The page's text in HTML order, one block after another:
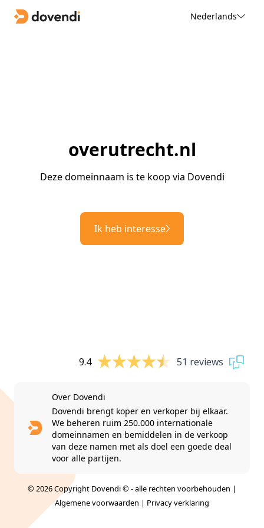
Nederlands
overutrecht.nl
Deze domeinnaam is te koop via Dovendi
Ik heb interesse
9.4 51 reviews
Over Dovendi
Dovendi brengt koper en verkoper bij elkaar.
We beheren ruim 250.000 internationale
domeinnamen en bemiddelen in de verkoop
van deze namen met als doel een goede deal
voor alle partijen.
© 2026 Copyright Dovendi © - alle rechten voorbehouden |
Algemene voorwaarden | Privacy verklaring